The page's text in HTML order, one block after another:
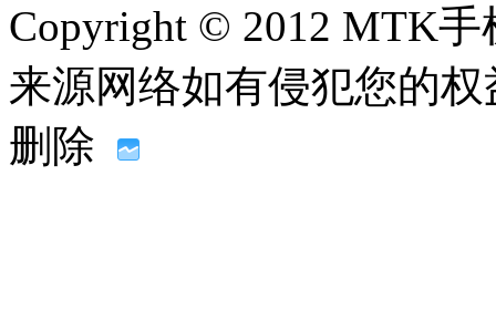
Copyright © 2012 MTK
来源网络如有侵犯您的
删除